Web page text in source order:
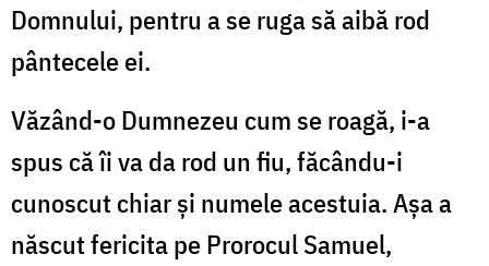
Domnului, pentru a se ruga să aibă rod
pântecele ei.
Văzând-o Dumnezeu cum se roagă, i-a
spus că îi va da rod un fiu, făcându-i
cunoscut chiar şi numele acestuia. Aşa a
născut fericita pe Prorocul Samuel,